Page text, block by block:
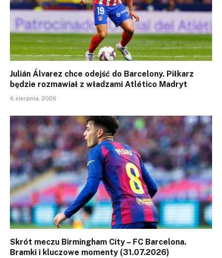
Julián Álvarez chce odejść do Barcelony. Piłkarz
będzie rozmawiał z władzami Atlético Madryt
6 sierpnia, 2026
Skrót meczu Birmingham City – FC Barcelona.
Bramki i kluczowe momenty (31.07.2026)